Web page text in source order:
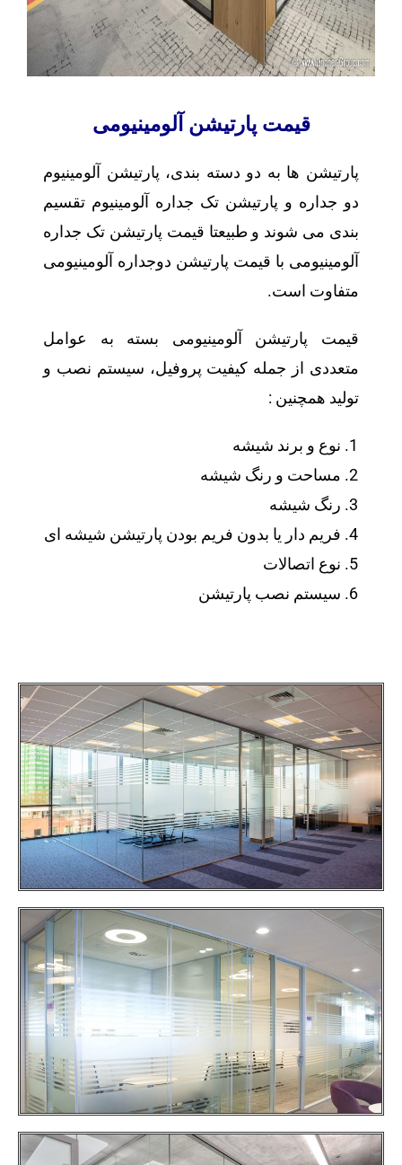
قیمت پارتیشن آلومینیومی
پارتیشن ها به دو دسته بندی، پارتیشن آلومینیوم
دو جداره و پارتیشن تک جداره آلومینیوم تقسیم
بندی می شوند و طبیعتا قیمت پارتیشن تک جداره
آلومینیومی با قیمت پارتیشن دوجداره آلومینیومی
متفاوت است.
قیمت پارتیشن آلومینیومی بسته به عوامل
متعددی از جمله کیفیت پروفیل، سیستم نصب و
تولید همچنین :
نوع و برند شیشه
مساحت و رنگ شیشه
رنگ شیشه
فریم دار یا بدون فریم بودن پارتیشن شیشه ای
نوع اتصالات
سیستم نصب پارتیشن